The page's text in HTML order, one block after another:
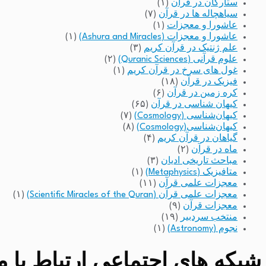
ستارگان در قرآن (۱)
سیاهچاله ها در قرآن (۷)
عاشورا و معجزات (۱)
عاشورا و معجزات (Ashura and Miracles)
(۱)
علم ژنتیک در قرآن کریم (۳)
علوم قرآنی (Quranic Sciences)
(۲)
غول های سرخ در قرآن کریم (۱)
فیزیک در قرآن (۱۸)
کره زمین در قرآن (۶)
کیهان شناسی در قرآن (۶۵)
کیهان‌شناسی (Cosmology)
(۷)
کیهان‌شناسی(Cosmology)
(۸)
گیاهان در قرآن کریم (۴)
ماه در قرآن (۲)
مباحث تاریخی ادیان (۳)
متافیزیک (Metaphysics)
(۱)
معجزات علمی قرآن (۱۱)
معجزات علمی قرآن (Scientific Miracles of the Quran)
(۱)
معجزات قرآن (۹)
منتخب سردبیر
(۱۹)
نجوم (Astronomy)
(۱)